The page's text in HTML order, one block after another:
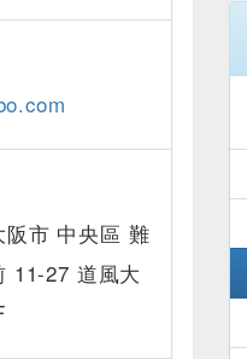
阪市 中央區 難
11-27 道風大